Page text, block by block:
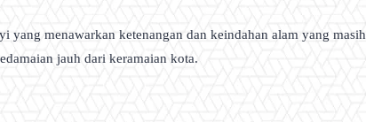
yang menawarkan ketenangan dan keindahan alam yang
jauh dari keramaian kota.